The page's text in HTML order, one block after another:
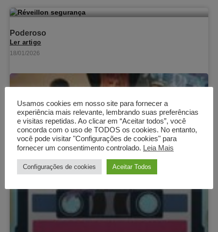
Poderoso
Ler artigo
18/01/2026
Usamos cookies em nosso site para fornecer a
experiência mais relevante, lembrando suas preferências
e visitas repetidas. Ao clicar em “Aceitar todos”, você
concorda com o uso de TODOS os cookies. No entanto,
você pode visitar "Configurações de cookies" para
fornecer um consentimento controlado. Leia Mais
Configurações de cookies Aceitar Todos